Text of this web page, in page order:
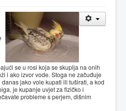
se u rosi koja se skuplja na onih
i ako izvor vode. Stoga ne začuđuje
jako vole kupati ili tuširati, a kod
je kupanje uvjet za fizičko i
probleme s perjem, dišnim